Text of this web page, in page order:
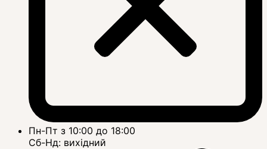
Пн-Пт з 10:00 до 18:00
Сб-Нд: вихідний